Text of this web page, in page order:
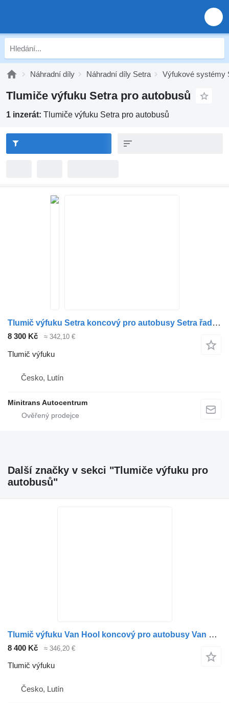
Náhradní díly Náhradní díly Setra Výfukové systémy
Tlumiče výfuku Setra pro autobusů
1 inzerát: Tlumiče výfuku Setra pro autobusů
Tlumič výfuku Setra koncový pro autobusy Setra řada 4xx
8 300 Kč ≈ 342,10 €
Tlumič výfuku
Česko, Lutín
Minitrans Autocentrum
Další značky v sekci "Tlumiče výfuku pro
autobusů"
Tlumič výfuku Van Hool koncový pro autobusy Van Hool Astromega T9
8 400 Kč ≈ 346,20 €
Tlumič výfuku
Česko, Lutín